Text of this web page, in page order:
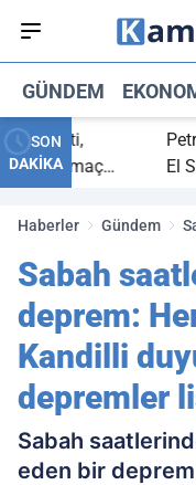
GÜNDEM
SON
DAKİKA
bitti,
maç
Petrol
El
Haberler Gündem
Sabah
deprem:
Kandilli
depremler
Sabah
eden bir